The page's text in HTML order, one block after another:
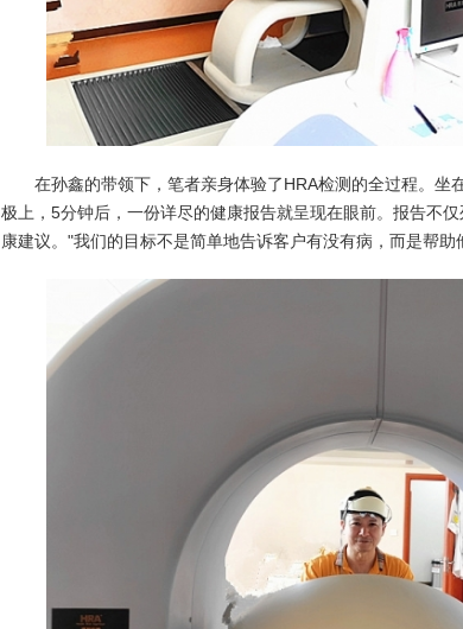
在孙鑫的带领下，笔者亲身体验了HRA检测的全过程。坐
极上，5分钟后，一份详尽的健康报告就呈现在眼前。报告不
康建议。"我们的目标不是简单地告诉客户有没有病，而是帮助